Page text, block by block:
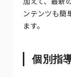
ンテンツも簡
ます。
個別指